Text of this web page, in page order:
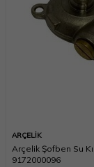
ARÇELİK
Arçelik Şofben Su
9172000096